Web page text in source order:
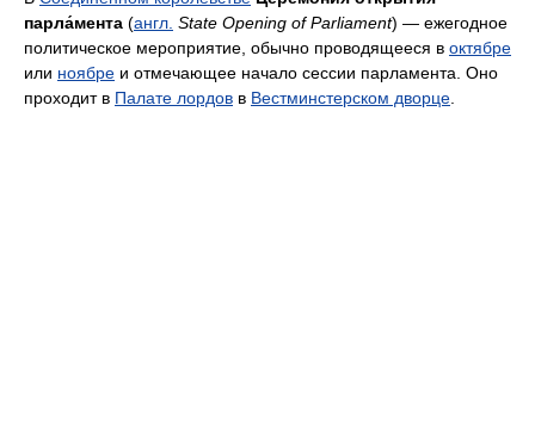
парла́мента (англ. State Opening of Parliament) — ежегодное
политическое мероприятие, обычно проводящееся в октябре
или ноябре и отмечающее начало сессии парламента. Оно
проходит в Палате лордов в Вестминстерском дворце